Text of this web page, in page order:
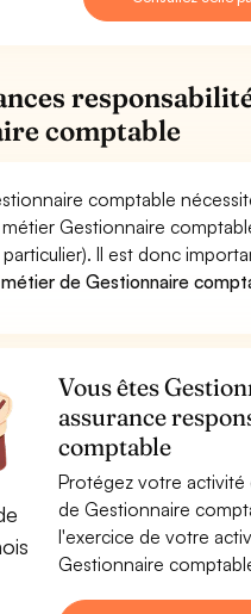
comptable
comptable
Gestionnaire
particulier). Il est donc
de Gestionnaire
Vous êtes
assurance
comptable
Protégez votre activité
de Gestionnaire
l'exercice de votre
Gestionnaire